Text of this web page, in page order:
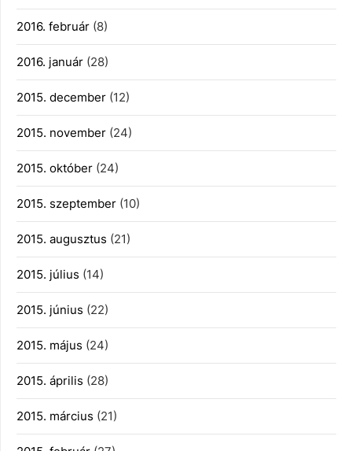
2016. február (8)
2016. január (28)
2015. december (12)
2015. november (24)
2015. október (24)
2015. szeptember (10)
2015. augusztus (21)
2015. július (14)
2015. június (22)
2015. május (24)
2015. április (28)
2015. március (21)